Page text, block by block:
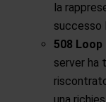
la
successo
508
server ha